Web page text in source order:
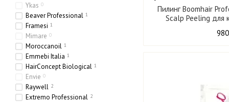
Пилинг Boomhair
Scalp Peeling для
Ykas 0
Beaver Professional 1
Framesi 1
Mimare 0
Moroccanoil 1
Emmebi Italia 1
HairConcept Biological 1
Envie 0
Raywell 2
Extremo Professional 2